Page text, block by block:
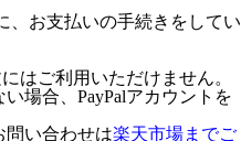
、お支払いの手続きをしてい
はご利用いただけません。
場合、PayPalアカウントを
問い合わせは楽天市場までご